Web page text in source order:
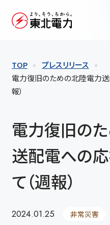
TOP
プレスリリース
電力復旧のための北陸電力
報）
電力復旧の
送配電への
て（週報）
2024.01.25 非常災害